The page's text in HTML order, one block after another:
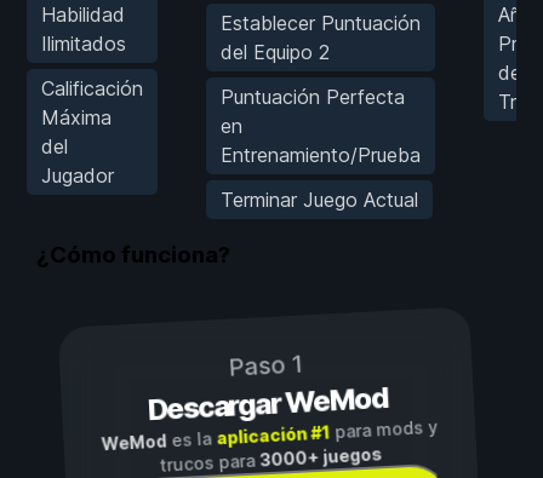
Habilidad
Ilimitados
Calificación
Máxima
del
Jugador
Establecer Puntuación
del Equipo 2
Puntuación Perfecta
en
Entrenamiento/Prueba
Terminar Juego Actual
de
¿Cómo funciona?
Paso 1
Descargar WeMod
WeMod es la aplicación #1para mods y
trucos para3000+ juegos